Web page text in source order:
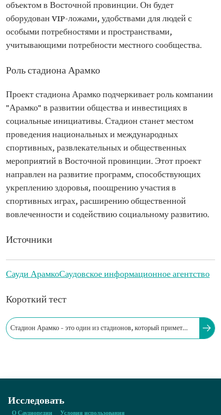
объектом в Восточной провинции. Он будет
оборудован VIP-ложами, удобствами для людей с
особыми потребностями и пространствами,
учитывающими потребности местного сообщества.
Роль стадиона Арамко
Проект стадиона Арамко подчеркивает роль компании
"Арамко" в развитии общества и инвестициях в
социальные инициативы. Стадион станет местом
проведения национальных и международных
спортивных, развлекательных и общественных
мероприятий в Восточной провинции. Этот проект
направлен на развитие программ, способствующих
укреплению здоровья, поощрению участия в
спортивных играх, расширению общественной
вовлеченности и содействию социальному развитию.
Источники
Сауди АрамкоСаудовское информационное агентство
Короткий тест
Стадион Арамко – это один из стадионов, который примет
Исследовать
О Саудиопедии Условия использования